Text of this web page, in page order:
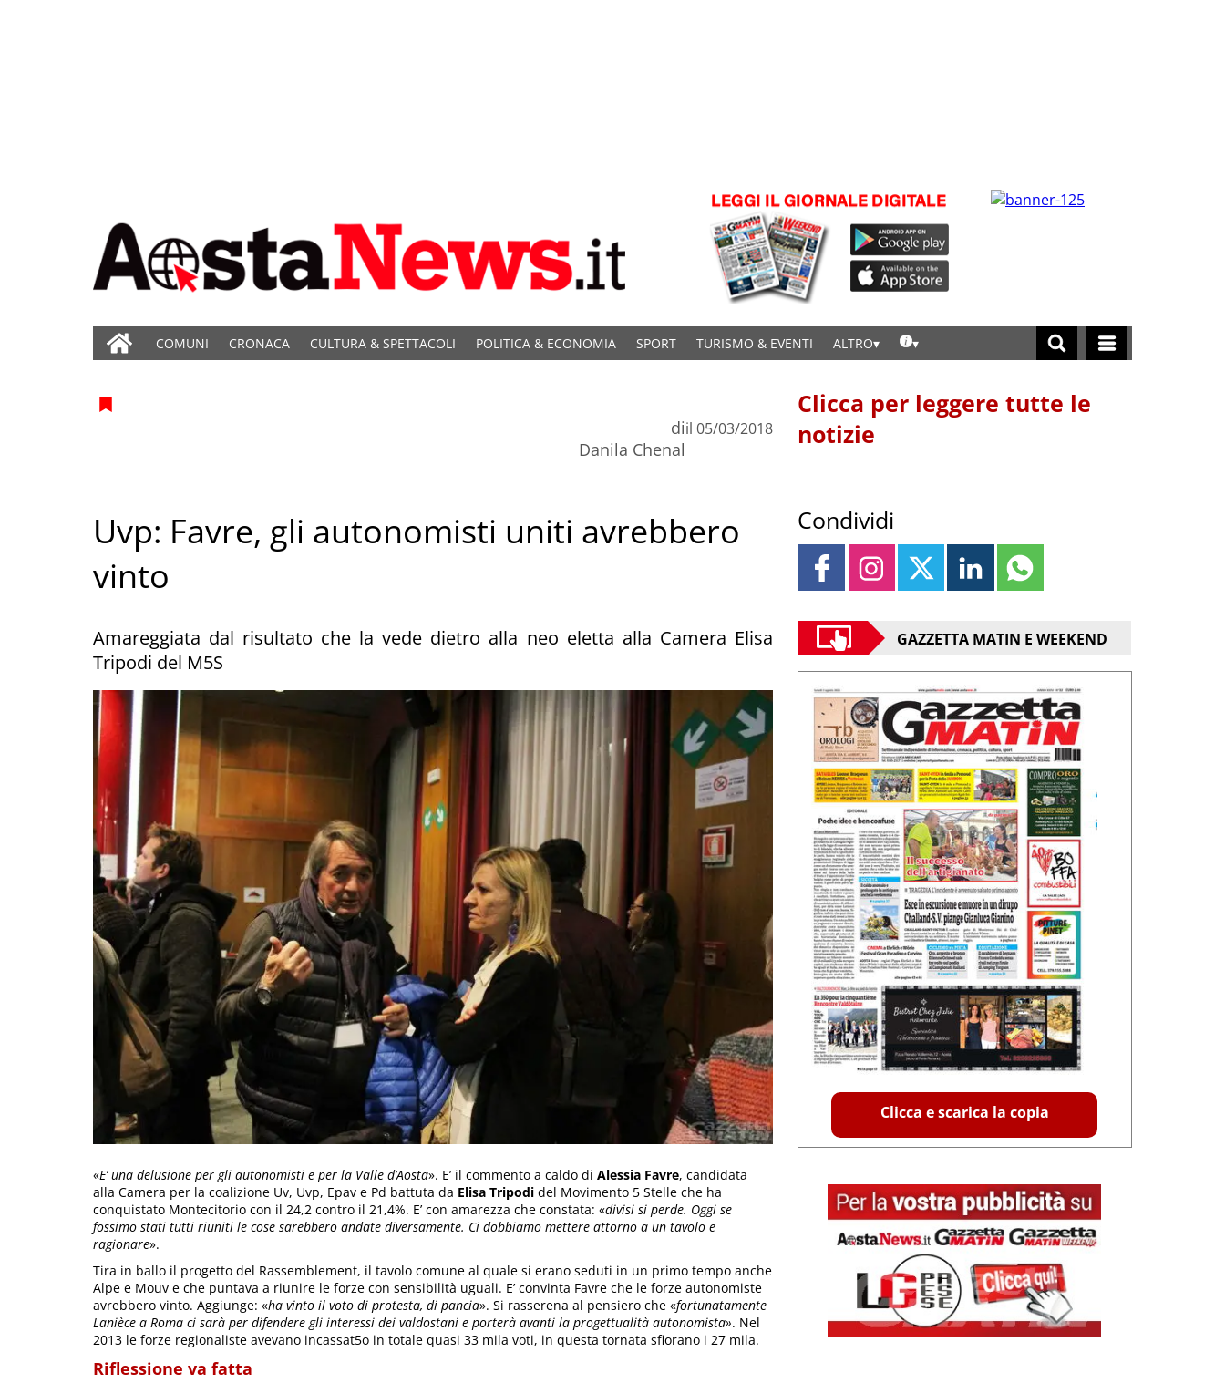
COMUNI CRONACA CULTURA & SPETTACOLI POLITICA & ECONOMIA SPORT TURISMO & EVENTI ALTRO
di
Danila Chenal
il 05/03/2018
Uvp: Favre, gli autonomisti uniti avrebbero
vinto
Amareggiata dal risultato che la vede dietro alla neo eletta alla Camera Elisa
Tripodi del M5S
«E’ una delusione per gli autonomisti e per la Valle d’Aosta». E’ il commento a caldo di Alessia Favre, candidata
alla Camera per la coalizione Uv, Uvp, Epav e Pd battuta da Elisa Tripodi del Movimento 5 Stelle che ha
conquistato Montecitorio con il 24,2 contro il 21,4%. E’ con amarezza che constata: «divisi si perde. Oggi se
fossimo stati tutti riuniti le cose sarebbero andate diversamente. Ci dobbiamo mettere attorno a un tavolo e
ragionare».
Tira in ballo il progetto del Rassemblement, il tavolo comune al quale si erano seduti in un primo tempo anche
Alpe e Mouv e che puntava a riunire le forze con sensibilità uguali. E’ convinta Favre che le forze autonomiste
avrebbero vinto. Aggiunge: «ha vinto il voto di protesta, di pancia». Si rasserena al pensiero che «fortunatamente
Lanièce a Roma ci sarà per difendere gli interessi dei valdostani e porterà avanti la progettualità autonomista». Nel
2013 le forze regionaliste avevano incassat5o in totale quasi 33 mila voti, in questa tornata sfiorano i 27 mila.
Riflessione va fatta
Clicca per leggere tutte le
notizie
Condividi
GAZZETTA MATIN E WEEKEND
Clicca e scarica la copia